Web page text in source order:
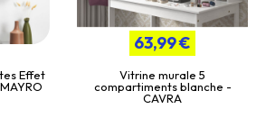
Effet
63,99 €
Vitrine murale 5
compartiments blanche -
CAVRA